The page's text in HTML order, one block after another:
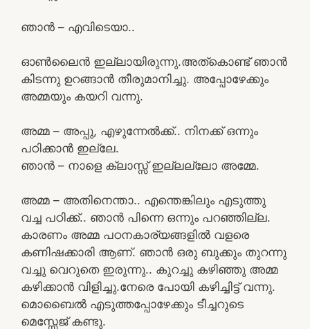
ഞാൻ – എവിടെയാ..
ഓൺലൈൻ ഇല്ലായിരുന്നു.അത്കൊണ്ട് ഞാൻ
കിടന്നു ഉറങ്ങാൻ തീരുമാനിച്ചു. അപ്പോഴേക്കും
അമ്മയും കയറി വന്നു.
അമ്മ – അപ്പു, എഴുന്നേൽക്ക്.. നിനക്ക് ഒന്നും
പഠിക്കാൻ ഇല്ലേ.
ഞാൻ – നാളെ ക്ലാസ്സ്‌ ഇല്ലല്ലോ അമ്മേ.
അമ്മ – അതിനെന്താ.. എന്തെങ്കിലും എടുത്തു
വച്ച പഠിക്ക്.. ഞാൻ പിന്നെ ഒന്നും പറഞ്ഞില്ല.
കാരണം അമ്മ പഠനകാര്യങ്ങളിൽ വളരെ
കണിഷക്കാരി ആണ്. ഞാൻ ഒരു ബുക്കും തുറന്നു
വച്ചു വെറുതെ ഇരുന്നു.. കുറച്ചു കഴിഞ്ഞു അമ്മ
കഴിക്കാൻ വിളിച്ചു.നേരെ പോയി കഴിച്ചിട്ട് വന്നു.
മൊബൈൽ എടുത്തപ്പോഴേക്കും ടീച്ചറുടെ
മെസ്സേജ് കണ്ടു.